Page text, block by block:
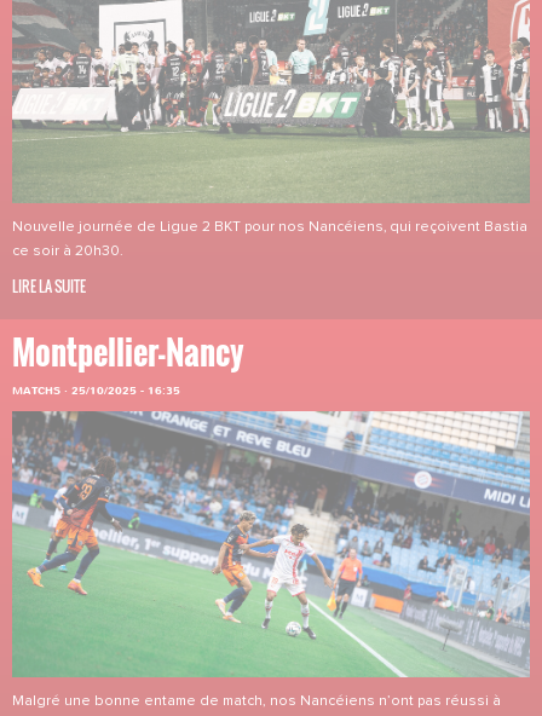
Nouvelle journée de Ligue 2 BKT pour nos Nancéiens, qui reçoivent Bastia
ce soir à 20h30.
LIRE LA SUITE
Montpellier-Nancy
MATCHS · 25/10/2025 - 16:35
Malgré une bonne entame de match, nos Nancéiens n’ont pas réussi à